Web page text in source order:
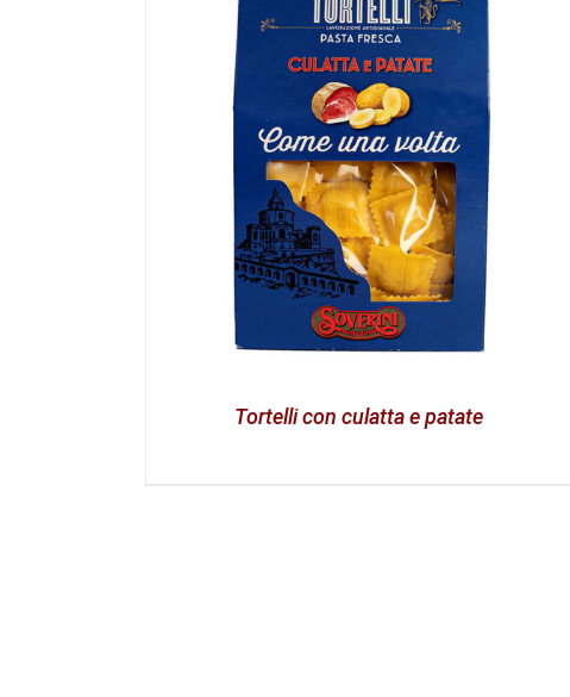
Tortelli con culatta e patate